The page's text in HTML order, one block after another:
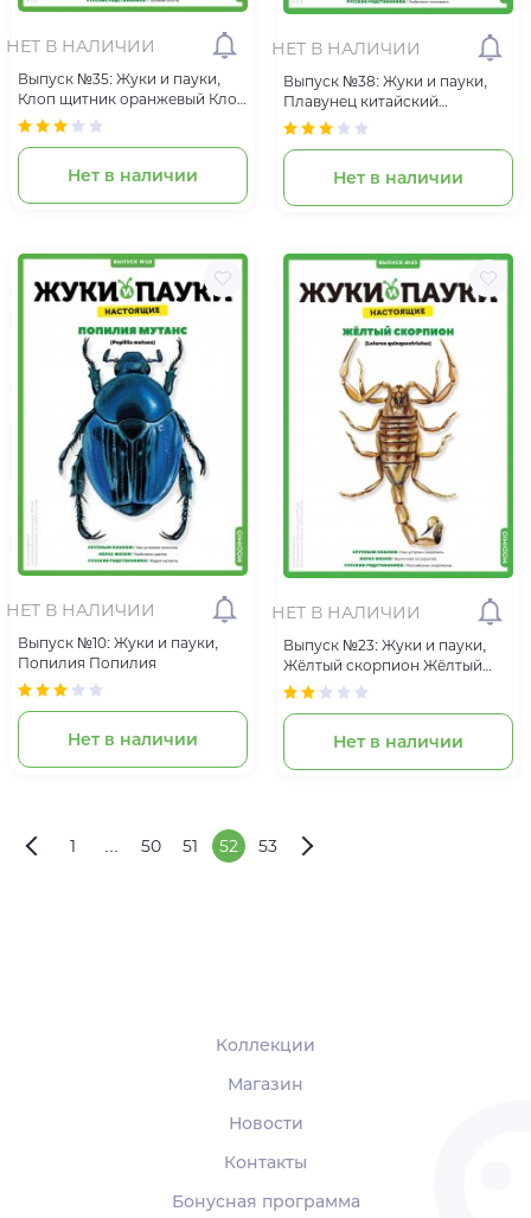
НЕТ В НАЛИЧИИ
Выпуск №35: Жуки и пауки,
Клоп щитник оранжевый Клоп
щитник оранжевый
Нет в наличии
НЕТ В НАЛИЧИИ
Выпуск №38: Жуки и пауки,
Плавунец китайский
Плавунец китайский
Нет в наличии
НЕТ В НАЛИЧИИ
Выпуск №10: Жуки и пауки,
Попилия Попилия
Нет в наличии
НЕТ В НАЛИЧИИ
Выпуск №23: Жуки и пауки,
Жёлтый скорпион Жёлтый
скорпион
Нет в наличии
1 ... 50 51 52 53
Коллекции
Магазин
Новости
Контакты
Бонусная программа